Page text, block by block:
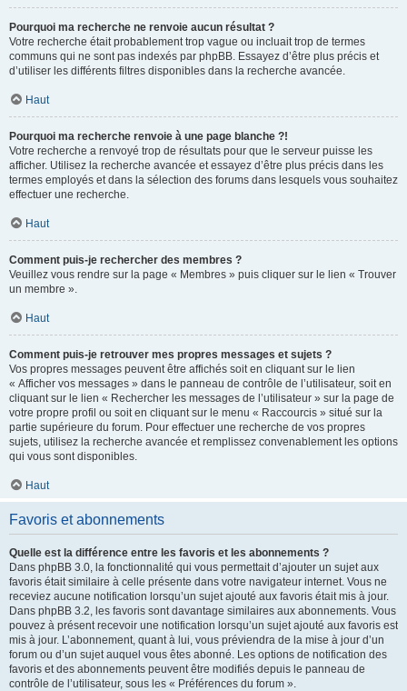
Pourquoi ma recherche ne renvoie aucun résultat ?
Votre recherche était probablement trop vague ou incluait trop de termes
communs qui ne sont pas indexés par phpBB. Essayez d’être plus précis et
d’utiliser les différents filtres disponibles dans la recherche avancée.
Haut
Pourquoi ma recherche renvoie à une page blanche ?!
Votre recherche a renvoyé trop de résultats pour que le serveur puisse les
afficher. Utilisez la recherche avancée et essayez d’être plus précis dans les
termes employés et dans la sélection des forums dans lesquels vous souhaitez
effectuer une recherche.
Haut
Comment puis-je rechercher des membres ?
Veuillez vous rendre sur la page « Membres » puis cliquer sur le lien « Trouver
un membre ».
Haut
Comment puis-je retrouver mes propres messages et sujets ?
Vos propres messages peuvent être affichés soit en cliquant sur le lien
« Afficher vos messages » dans le panneau de contrôle de l’utilisateur, soit en
cliquant sur le lien « Rechercher les messages de l’utilisateur » sur la page de
votre propre profil ou soit en cliquant sur le menu « Raccourcis » situé sur la
partie supérieure du forum. Pour effectuer une recherche de vos propres
sujets, utilisez la recherche avancée et remplissez convenablement les options
qui vous sont disponibles.
Haut
Favoris et abonnements
Quelle est la différence entre les favoris et les abonnements ?
Dans phpBB 3.0, la fonctionnalité qui vous permettait d’ajouter un sujet aux
favoris était similaire à celle présente dans votre navigateur internet. Vous ne
receviez aucune notification lorsqu’un sujet ajouté aux favoris était mis à jour.
Dans phpBB 3.2, les favoris sont davantage similaires aux abonnements. Vous
pouvez à présent recevoir une notification lorsqu’un sujet ajouté aux favoris est
mis à jour. L’abonnement, quant à lui, vous préviendra de la mise à jour d’un
forum ou d’un sujet auquel vous êtes abonné. Les options de notification des
favoris et des abonnements peuvent être modifiés depuis le panneau de
contrôle de l’utilisateur, sous les « Préférences du forum ».